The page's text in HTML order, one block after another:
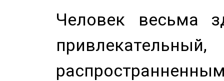
Человек весьма